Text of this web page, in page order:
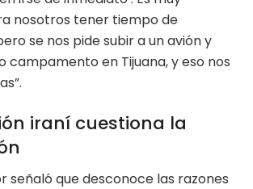
nosotros tener tiempo de
se nos pide subir a un avión y
campamento en Tijuana, y eso nos
iraní cuestiona la
señaló que desconoce las razones